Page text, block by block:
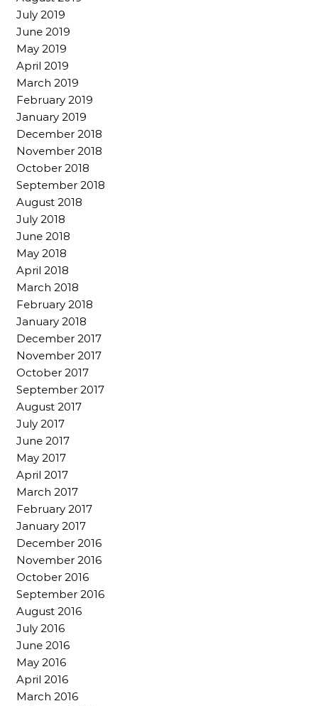
July 2019
June 2019
May 2019
April 2019
March 2019
February 2019
January 2019
December 2018
November 2018
October 2018
September 2018
August 2018
July 2018
June 2018
May 2018
April 2018
March 2018
February 2018
January 2018
December 2017
November 2017
October 2017
September 2017
August 2017
July 2017
June 2017
May 2017
April 2017
March 2017
February 2017
January 2017
December 2016
November 2016
October 2016
September 2016
August 2016
July 2016
June 2016
May 2016
April 2016
March 2016